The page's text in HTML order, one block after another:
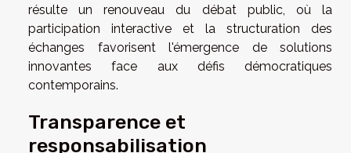
résulte un renouveau du débat public, où la
participation interactive et la structuration des
échanges favorisent l'émergence de solutions
innovantes face aux défis démocratiques
contemporains.
Transparence et
responsabilisation